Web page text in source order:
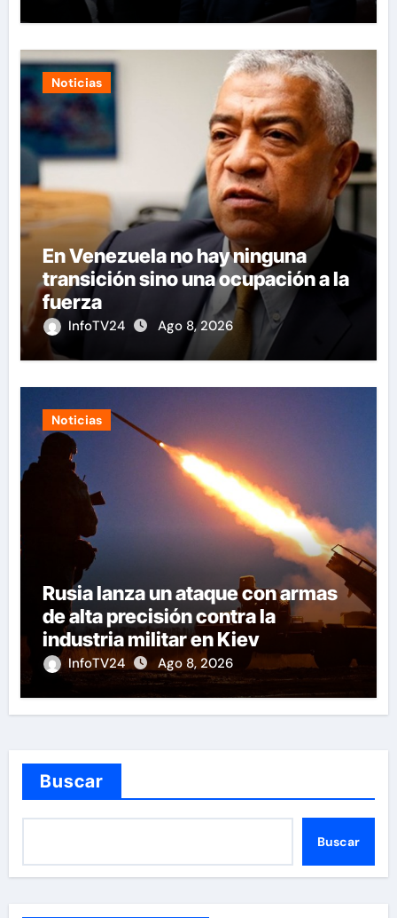
Noticias
En Venezuela no hay ninguna
transición sino una ocupación a la
fuerza
InfoTV24 Ago 8, 2026
Noticias
Rusia lanza un ataque con armas
de alta precisión contra la
industria militar en Kiev
InfoTV24 Ago 8, 2026
Buscar
Buscar